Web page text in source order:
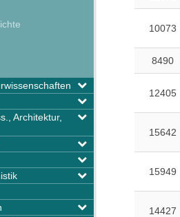
Architektur,
10073
8490
12405
15642
15949
14427